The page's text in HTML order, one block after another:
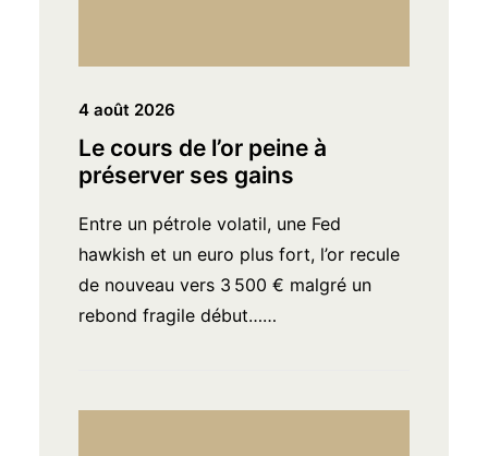
4 août 2026
Le cours de l’or peine à
préserver ses gains
Entre un pétrole volatil, une Fed
hawkish et un euro plus fort, l’or recule
de nouveau vers 3 500 € malgré un
rebond fragile début……